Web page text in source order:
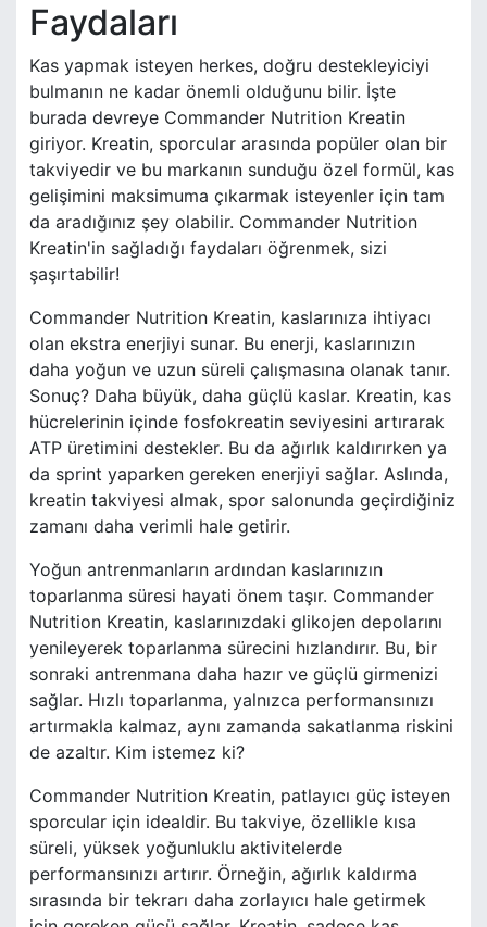
Faydaları
Kas yapmak isteyen herkes, doğru destekleyiciyi
bulmanın ne kadar önemli olduğunu bilir. İşte
burada devreye Commander Nutrition Kreatin
giriyor. Kreatin, sporcular arasında popüler olan bir
takviyedir ve bu markanın sunduğu özel formül, kas
gelişimini maksimuma çıkarmak isteyenler için tam
da aradığınız şey olabilir. Commander Nutrition
Kreatin'in sağladığı faydaları öğrenmek, sizi
şaşırtabilir!
Commander Nutrition Kreatin, kaslarınıza ihtiyacı
olan ekstra enerjiyi sunar. Bu enerji, kaslarınızın
daha yoğun ve uzun süreli çalışmasına olanak tanır.
Sonuç? Daha büyük, daha güçlü kaslar. Kreatin, kas
hücrelerinin içinde fosfokreatin seviyesini artırarak
ATP üretimini destekler. Bu da ağırlık kaldırırken ya
da sprint yaparken gereken enerjiyi sağlar. Aslında,
kreatin takviyesi almak, spor salonunda geçirdiğiniz
zamanı daha verimli hale getirir.
Yoğun antrenmanların ardından kaslarınızın
toparlanma süresi hayati önem taşır. Commander
Nutrition Kreatin, kaslarınızdaki glikojen depolarını
yenileyerek toparlanma sürecini hızlandırır. Bu, bir
sonraki antrenmana daha hazır ve güçlü girmenizi
sağlar. Hızlı toparlanma, yalnızca performansınızı
artırmakla kalmaz, aynı zamanda sakatlanma riskini
de azaltır. Kim istemez ki?
Commander Nutrition Kreatin, patlayıcı güç isteyen
sporcular için idealdir. Bu takviye, özellikle kısa
süreli, yüksek yoğunluklu aktivitelerde
performansınızı artırır. Örneğin, ağırlık kaldırma
sırasında bir tekrarı daha zorlayıcı hale getirmek